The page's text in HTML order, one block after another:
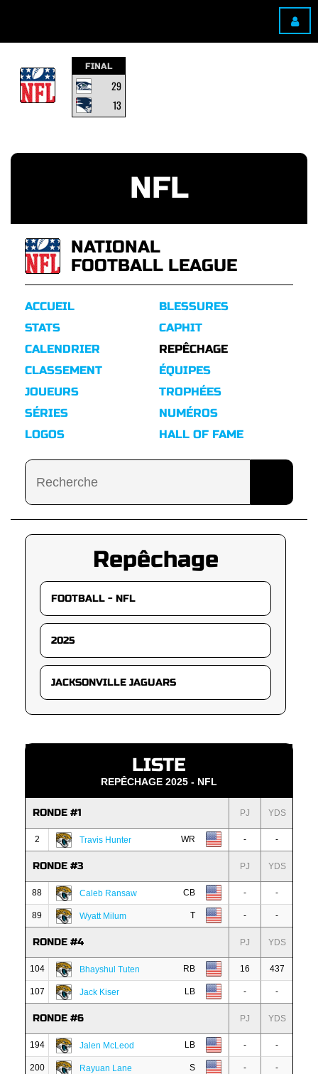
FINAL
29
13
NFL
NATIONAL
FOOTBALL LEAGUE
ACCUEIL
STATS
CALENDRIER
CLASSEMENT
BLESSURES
CAPHIT
REPÊCHAGE
ÉQUIPES
JOUEURS
SÉRIES
LOGOS
TROPHÉES
NUMÉROS
HALL OF FAME
Repêchage
LISTE
REPÊCHAGE 2025 - NFL
RONDE #1 PJ YDS
2 Travis Hunter WR - -
RONDE #3 PJ YDS
88 Caleb Ransaw CB - -
89 Wyatt Milum T - -
RONDE #4 PJ YDS
104 Bhayshul Tuten RB 16 437
107 Jack Kiser LB - -
RONDE #6 PJ YDS
194 Jalen McLeod LB - -
200 Rayuan Lane S - -